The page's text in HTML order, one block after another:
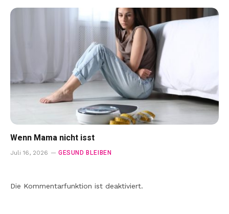
Wenn Mama nicht isst
Juli 16, 2026 GESUND BLEIBEN
Die Kommentarfunktion ist deaktiviert.